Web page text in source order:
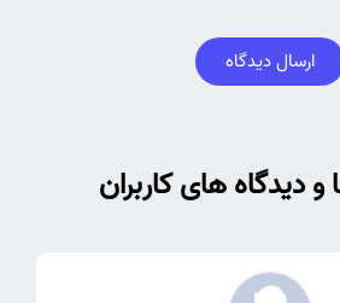
ارسال دیدگاه
دیدگاه های کاربران